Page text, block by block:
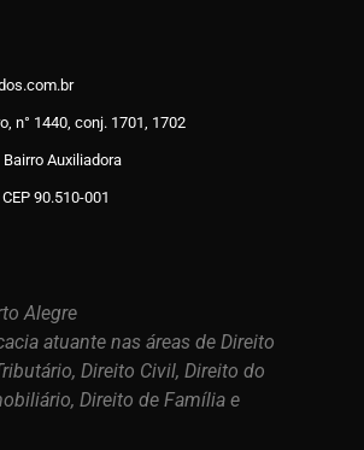
n° 1440, conj. 1701, 1702
Auxiliadora
90.510-001
Alegre
atuante nas áreas de Direito
Direito Civil, Direito do
Direito de Família e